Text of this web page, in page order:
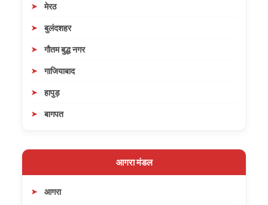
मेरठ
बुलंदशहर
गौतम बुद्ध नगर
गाजियाबाद
हापुड़
बागपत
आगरा मंडल
आगरा